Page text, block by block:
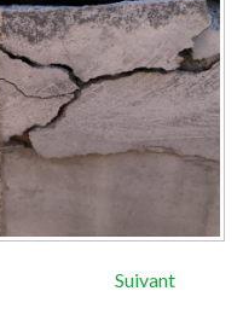
Suivant